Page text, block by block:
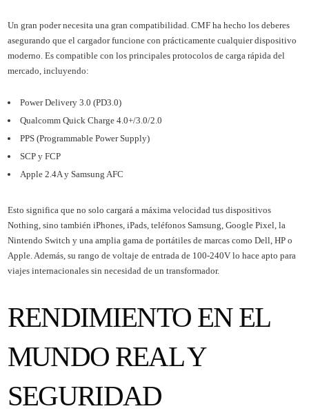
Un gran poder necesita una gran compatibilidad. CMF ha hecho los deberes
asegurando que el cargador funcione con prácticamente cualquier dispositivo
moderno. Es compatible con los principales protocolos de carga rápida del
mercado, incluyendo:
Power Delivery 3.0 (PD3.0)
Qualcomm Quick Charge 4.0+/3.0/2.0
PPS (Programmable Power Supply)
SCP y FCP
Apple 2.4A y Samsung AFC
Esto significa que no solo cargará a máxima velocidad tus dispositivos
Nothing, sino también iPhones, iPads, teléfonos Samsung, Google Pixel, la
Nintendo Switch y una amplia gama de portátiles de marcas como Dell, HP o
Apple. Además, su rango de voltaje de entrada de 100-240V lo hace apto para
viajes internacionales sin necesidad de un transformador.
RENDIMIENTO EN EL
MUNDO REAL Y
SEGURIDAD